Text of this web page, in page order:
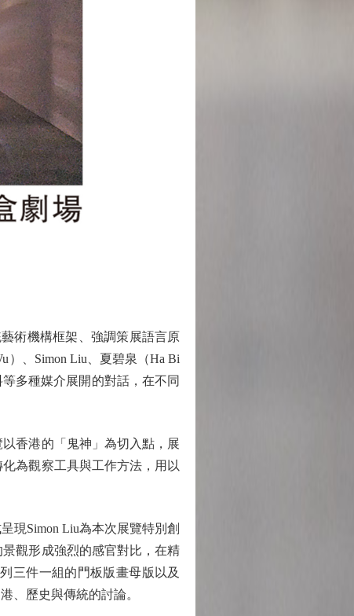
術機構框架、強調策展語言原
）、Simon Liu、夏碧泉（Ha Bi
多種媒介展開的對話，在不同
香港的「鬼神」為切入點，展
為觀察工具與工作方法，用以
Simon Liu為本次展覽特別創
觀形成強烈的感官對比，在精
三件一組的門板版畫母版以及
、歷史與傳統的討論。